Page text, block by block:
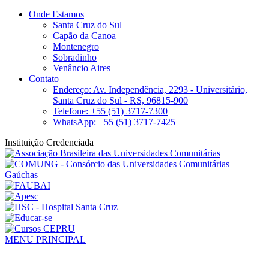
Onde Estamos
Santa Cruz do Sul
Capão da Canoa
Montenegro
Sobradinho
Venâncio Aires
Contato
Endereço: Av. Independência, 2293 - Universitário,
Santa Cruz do Sul - RS, 96815-900
Telefone: +55 (51) 3717-7300
WhatsApp: +55 (51) 3717-7425
Instituição Credenciada
MENU PRINCIPAL